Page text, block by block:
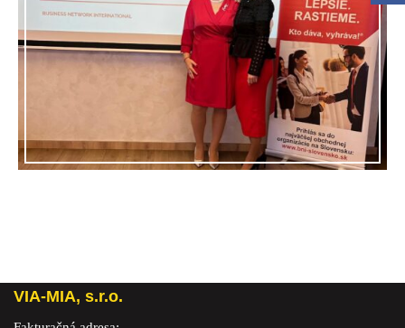
VIA-MIA, s.r.o.